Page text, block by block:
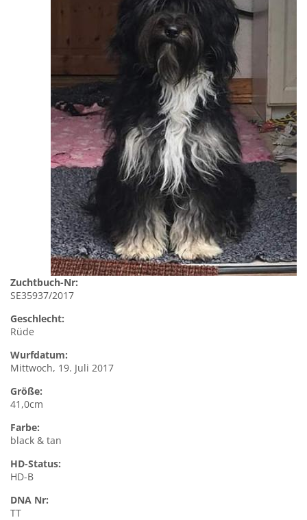
Zuchtbuch-Nr:
SE35937/2017
Geschlecht:
Rüde
Wurfdatum:
Mittwoch, 19. Juli 2017
Größe:
41,0cm
Farbe:
black & tan
HD-Status:
HD-B
DNA Nr:
TT